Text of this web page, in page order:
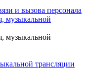
и вызова персонала
музыкальной
музыкальной
трансляции